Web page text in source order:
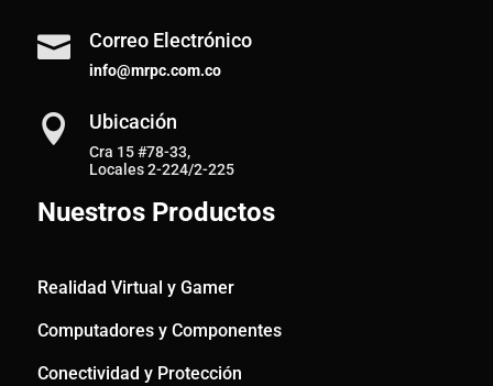
 Correo Electrónico
info@mrpc.com.co
 Ubicación
Cra 15 #78-33,
Locales 2-224/2-225
Nuestros Productos
Realidad Virtual y Gamer
Computadores y Componentes
Conectividad y Protección